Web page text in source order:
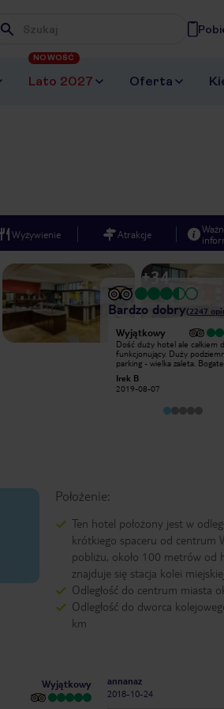
Wpisz frazę, której szukasz
Lato 2027
NOWOŚĆ
Oferta
Wyżywienie Atrakcje
+34
Bardzo dobry(2247
się, że jednak dziś nie
i spory pokój. Jeżeli
zatrzymać się tu, żeby
Wyjątkowy
Dość duży hotel ale całkiem
funkcjonujący. Duży
parking - wielka zaleta. Bogate
Lokalizacja niezła, do stacji
około jednego kilometra, do
Irek B
2019-08-07
Położenie:
Ten hotel położony jest w
krótkiego spaceru od centrum
pobliżu, około 100 metrów od
znajduje się stacja kolei miejskiej.
Odległość do centrum miasta
Odległość do dworca
km
Wyjątkowy
annanaz
2018-10-24